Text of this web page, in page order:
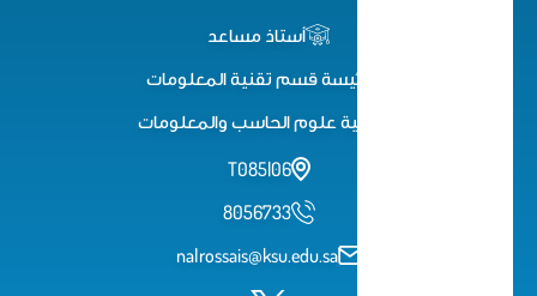
أستاذ مساعد
رئيسة قسم تقنية المعلومات
كلية علوم الحاسب والمعلومات
06|T085
8056733
nalrossais@ksu.edu.sa